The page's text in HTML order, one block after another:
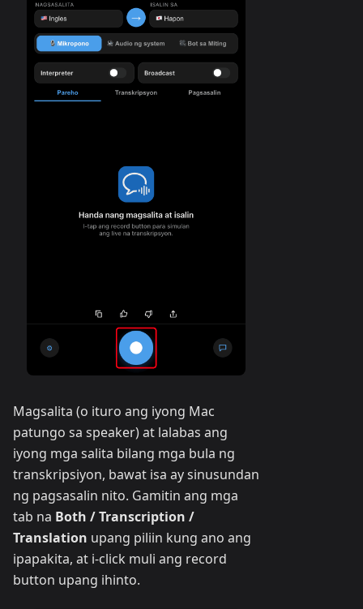
Magsalita (o ituro ang iyong Mac
patungo sa speaker) at lalabas ang
iyong mga salita bilang mga bula ng
transkripsiyon, bawat isa ay sinusundan
ng pagsasalin nito. Gamitin ang mga
tab na Both / Transcription /
Translation upang piliin kung ano ang
ipapakita, at i-click muli ang record
button upang ihinto.